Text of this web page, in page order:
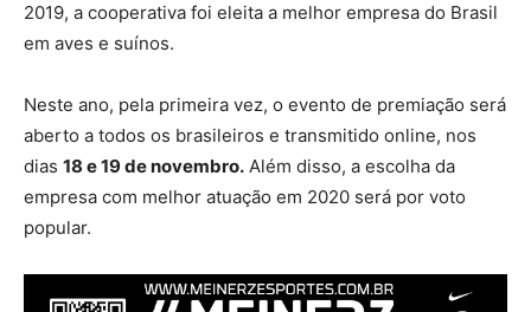
2019, a cooperativa foi eleita a melhor empresa do Brasil
em aves e suínos.
Neste ano, pela primeira vez, o evento de premiação será
aberto a todos os brasileiros e transmitido online, nos
dias 18 e 19 de novembro. Além disso, a escolha da
empresa com melhor atuação em 2020 será por voto
popular.